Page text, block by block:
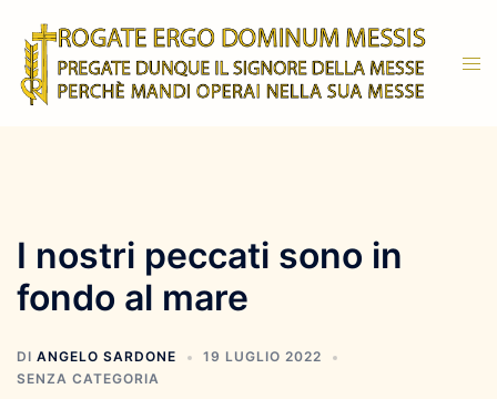
contenuto
I nostri peccati sono in
fondo al mare
DI ANGELO SARDONE
19 LUGLIO 2022
SENZA CATEGORIA